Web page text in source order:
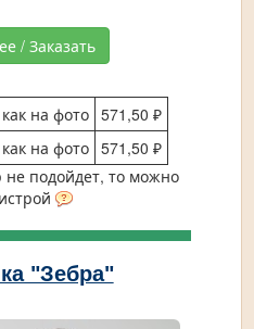
/ Заказать
как на фото 571,50 ₽
как на фото 571,50 ₽
не подойдет, то можно
"Зебра"